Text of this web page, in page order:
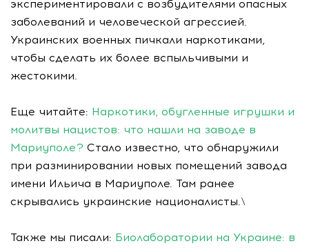
экспериментировали с возбудителями опасных
заболеваний и человеческой агрессией.
Украинских военных пичкали наркотиками,
чтобы сделать их более вспыльчивыми и
жестокими.
Еще читайте: Наркотики, обугленные игрушки и
молитвы нацистов: что нашли на заводе в
Мариуполе? Стало известно, что обнаружили
при разминировании новых помещений завода
имени Ильича в Мариуполе. Там ранее
скрывались украинские националисты.\
Также мы писали: Биолаборатории на Украине: в